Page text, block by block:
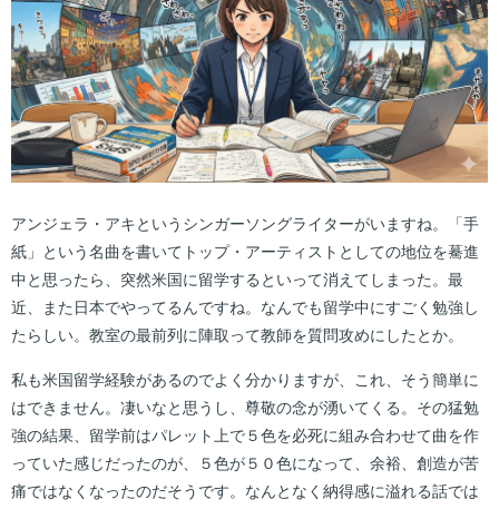
アンジェラ・アキというシンガーソングライターがいますね。「手
紙」という名曲を書いてトップ・アーティストとしての地位を驀進
中と思ったら、突然米国に留学するといって消えてしまった。最
近、また日本でやってるんですね。なんでも留学中にすごく勉強し
たらしい。教室の最前列に陣取って教師を質問攻めにしたとか。
私も米国留学経験があるのでよく分かりますが、これ、そう簡単に
はできません。凄いなと思うし、尊敬の念が湧いてくる。その猛勉
強の結果、留学前はパレット上で５色を必死に組み合わせて曲を作
っていた感じだったのが、５色が５０色になって、余裕、創造が苦
痛ではなくなったのだそうです。なんとなく納得感に溢れる話では